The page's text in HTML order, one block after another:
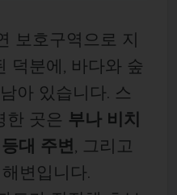
보호구역으로 지
덕분에, 바다와 숲
아 있습니다. 스
한 곳은 부나 비치
대 주변, 그리고
해변입니다.